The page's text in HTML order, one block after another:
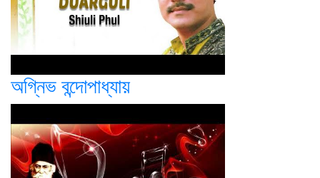
অগ্নিভ বন্দোপাধ্যায়